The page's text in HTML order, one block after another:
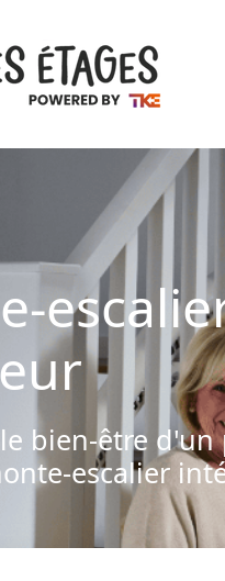
bien-être d'un
escalier